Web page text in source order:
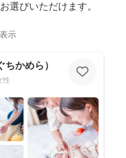
選びいただけます。
示
かめら）
性